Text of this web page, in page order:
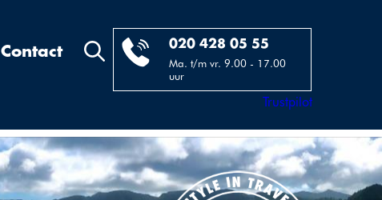
020 428 05 55
Ma. t/m vr. 9.00 - 17.00
uur
Contact
Trustpilot